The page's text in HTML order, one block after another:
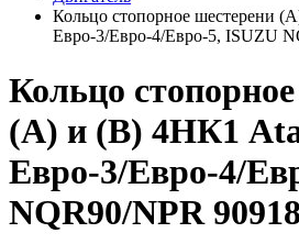
Кольцо стопорное шестерени
Евро-3/Евро-4/Евро-5, ISUZU
Кольцо
(А) и (В) 4НК1
Евро-3/Евро-4/
NQR90/NPR